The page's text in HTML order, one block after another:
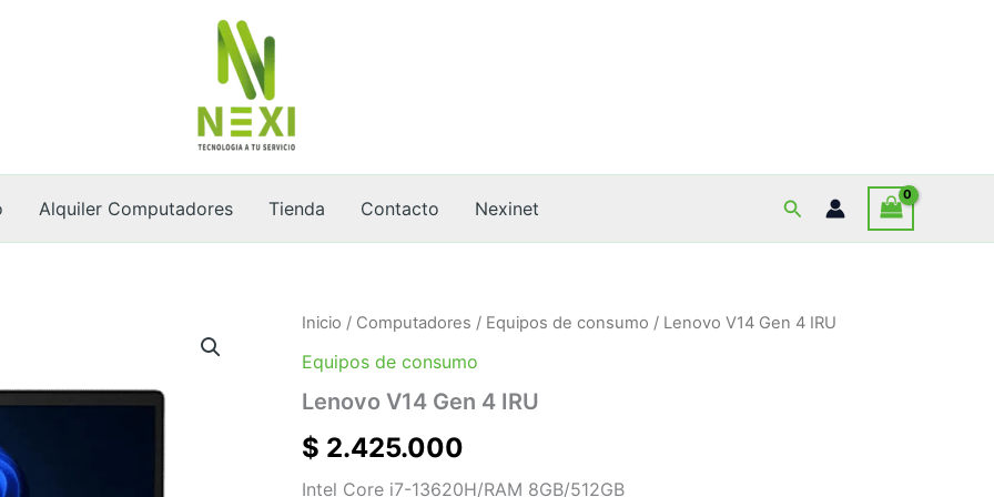
Alquiler Computadores Tienda Contacto Nexinet Buscar
Inicio / Computadores / Equipos de consumo / Lenovo V14 Gen 4 IRU
Equipos de consumo
Lenovo V14 Gen 4 IRU
$ 2.425.000
Intel Core i7-13620H/RAM 8GB/512GB
Lenovo
Gen
IRU